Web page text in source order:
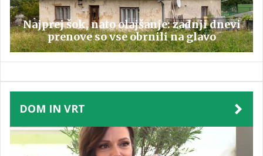
Najprej šok, nato olajšanje: zadnji dnevi
prenove so vse obrnili na glavo
DOM IN VRT